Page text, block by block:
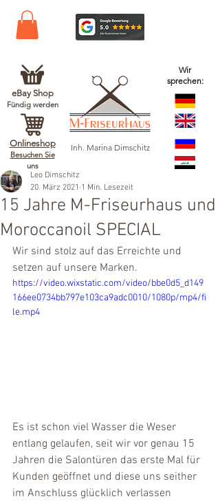
eBay Shop
Fündig werden
Onlineshop
Besuchen Sie
uns
Inh. Marina Dimschitz
Wir
sprechen:
15 Jahre M-Friseurhaus und
Moroccanoil SPECIAL
Leo Dimschitz
20. März 2021 1 Min. Lesezeit
Wir sind stolz auf das Erreichte und
setzen auf unsere Marken.
https://video.wixstatic.com/video/bbe0d5_d149
166ee0734bb797e103ca9adc0010/1080p/mp4/fi
le.mp4
Es ist schon viel Wasser die Weser
entlang gelaufen, seit wir vor genau 15
Jahren die Salontüren das erste Mal für
Kunden geöffnet und diese uns seither
im Anschluss glücklich verlassen